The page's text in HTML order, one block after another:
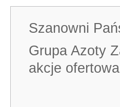
Szanowni
Grupa Azoty
akcje